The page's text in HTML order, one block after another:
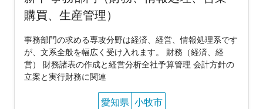
購買、生産管理）
事務部門の求める専攻分野は経済、経営、情報処理系です
が、文系全般を幅広く受け入れます。 財務（経済、経
営） 財務諸表の作成と経営分析全社予算管理 会計方針の
立案と実行財務に関連
愛知県 小牧市